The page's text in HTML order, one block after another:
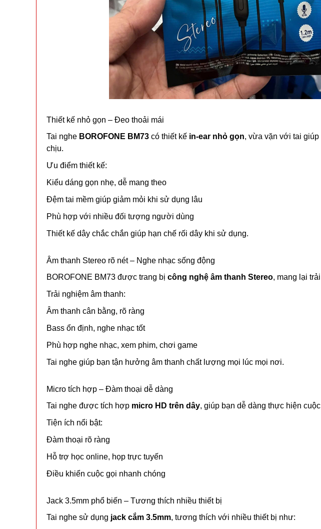
Thiết kế nhỏ gọn – Đeo thoải mái
Tai nghe BOROFONE BM73 có thiết kế in-ear nhỏ gọn, vừa vặn với tai giúp
chịu.
Ưu điểm thiết kế:
Kiểu dáng gọn nhẹ, dễ mang theo
Đệm tai mềm giúp giảm mỏi khi sử dụng lâu
Phù hợp với nhiều đối tượng người dùng
Thiết kế dây chắc chắn giúp hạn chế rối dây khi sử dụng.
Âm thanh Stereo rõ nét – Nghe nhạc sống động
BOROFONE BM73 được trang bị công nghệ âm thanh Stereo, mang lại trải
Trải nghiệm âm thanh:
Âm thanh cân bằng, rõ ràng
Bass ổn định, nghe nhạc tốt
Phù hợp nghe nhạc, xem phim, chơi game
Tai nghe giúp bạn tận hưởng âm thanh chất lượng mọi lúc mọi nơi.
Micro tích hợp – Đàm thoại dễ dàng
Tai nghe được tích hợp micro HD trên dây, giúp bạn dễ dàng thực hiện cuộc
Tiện ích nổi bật:
Đàm thoại rõ ràng
Hỗ trợ học online, họp trực tuyến
Điều khiển cuộc gọi nhanh chóng
Jack 3.5mm phổ biến – Tương thích nhiều thiết bị
Tai nghe sử dụng jack cắm 3.5mm, tương thích với nhiều thiết bị như: